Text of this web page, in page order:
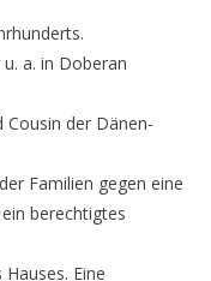
a. in Doberan
der Dänen-
Familien gegen eine
berechtigtes
Eine